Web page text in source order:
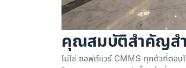
คุณสมบัติสำคัญสำ
ไม่ใช่ ซอฟต์แวร์ CMMS ทุกตัวที่ตอบ